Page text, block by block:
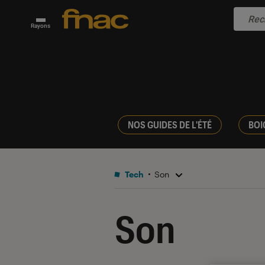
Rayons
NOS GUIDES DE L'ÉTÉ
Tech Son
Son